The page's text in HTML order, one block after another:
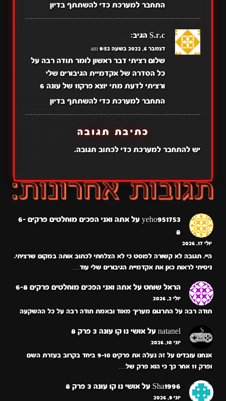
התחבר למערכת כדי להשתתף בדיון
S.r.c הגיב:
דצמבר 6, 2022 בשעה 9:52 am
שלום רציתי דבר ראשון לומר תודה רבה על
כל הסדרה של אקדמיית הגיבורים שלי
ורציתי לדעת מתי יוצא פרק11 של עונה 6
התחבר למערכת כדי להשתתף בדיון
כתיבת תגובה
יש להתחבר למערכתכדי לכתוב תגובה.
yeho951753 על
אתה ואני הפכים מוחלטים פרקים 6-
8
יולי 17, 2026
היי. תגובה לא קשורה לפוסט כי לא הצלחתי לכתוב אותה במקום שרציתי.
ניסיתי לראות כאן את אקדמיית הגיבורים שלי עוד…
הראל שוחט על אתה ואני הפכים מוחלטים פרקים 6-8
יולי 2, 2026
תודה רבה על התרגום מעריך מאוד ובאמת תודה רבה על כל ההשקעה
natanel על אושי נו קו עונה 3 פרק 8
יוני 10, 2026
אנחנו עובדים על זה נעלה את פרקים 9-10 ביחד בקרוב בעזרת השם
ופרק 11 אחר כך כי הוא פרק של…
Sha1996 על אושי נו קו עונה 3 פרק 8
יוני 9, 2026